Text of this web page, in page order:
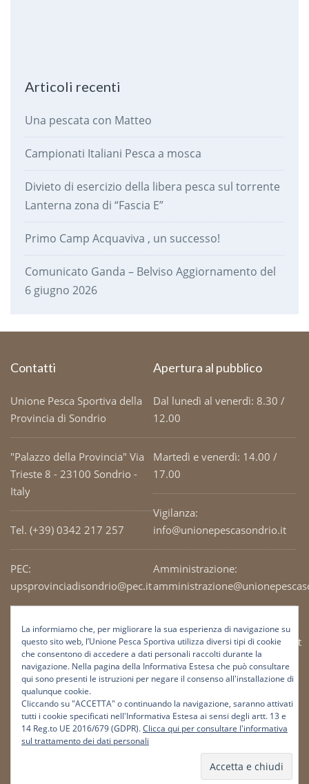
Articoli recenti
Una pescata con Matteo
Campionati Italiani Pesca a mosca
Divieto di esercizio della libera pesca sul torrente
Lanterna zona di “Fascia E”
Primo Camp Acquaviva , un successo!
Comunicato Ganda – Belviso Aggiornamento del
6 giugno 2026
Contatti
Unione Pesca Sportiva della
Provincia di Sondrio
"Palazzo della Provincia" Via
Trieste 8 - 23100 Sondrio -
Italy
Tel. (+39) 0342 217 257
PEC:
upsprovinciadisondrio@pec.it
Codice Fiscale: 93003690141
Apertura al pubblico
Dal lunedì al venerdì: 8.30 /
12.00
Martedì e venerdì: 14.00 /
17.00
Vigilanza:
info@unionepescasondrio.it
Amministrazione:
Ufficio tecnico:
tecnico@unionepescasondrio.it
Informazioni:
info@unionepescasondrio.it
La informiamo che, per migliorare la sua esperienza di navigazione su
questo sito web, l’Unione Pesca Sportiva utilizza diversi tipi di cookie
che consentono di accedere a dati personali raccolti durante la
navigazione. Nella pagina della Informativa Estesa che può consultare
qui sono presenti le istruzioni per negare il consenso all'installazione di
qualunque cookie.
Cliccando su "ACCETTA" o continuando la navigazione, saranno attivati
tutti i cookie specificati nell'Informativa Estesa ai sensi degli artt. 13 e
14 Reg.to UE 2016/679 (GDPR).Clicca qui per consultare l'informativa
sul trattamento dei dati personali